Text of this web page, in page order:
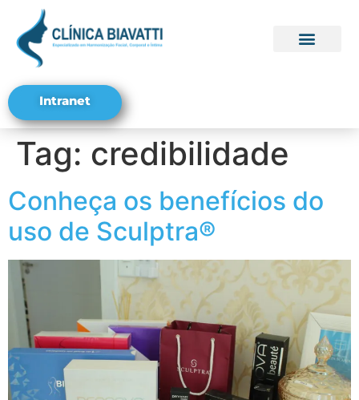
Intranet
Tag: credibilidade
Conheça os benefícios do
uso de Sculptra®